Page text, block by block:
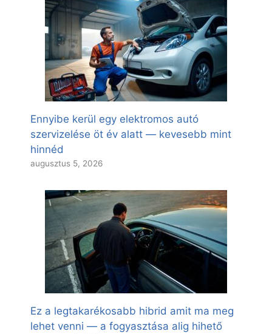
Ennyibe kerül egy elektromos autó
szervizelése öt év alatt — kevesebb mint
hinnéd
augusztus 5, 2026
Ez a legtakarékosabb hibrid amit ma meg
lehet venni — a fogyasztása alig hihető